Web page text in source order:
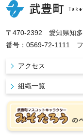
〒470-2392 愛知県知
番号：0569-72-1111
アクセス
組織一覧